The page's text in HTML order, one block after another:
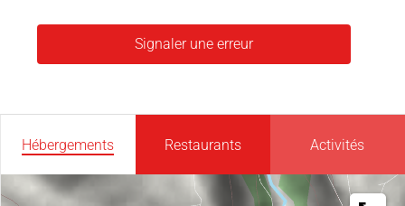
Signaler une erreur
Hébergements Restaurants Activités